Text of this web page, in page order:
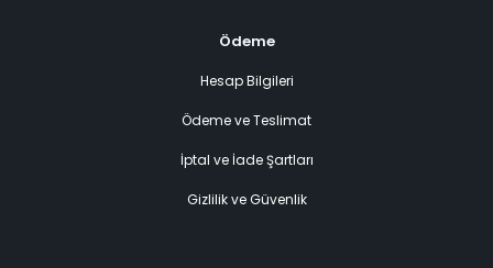
Ödeme
Hesap Bilgileri
Ödeme ve Teslimat
İptal ve İade Şartları
Gizlilik ve Güvenlik